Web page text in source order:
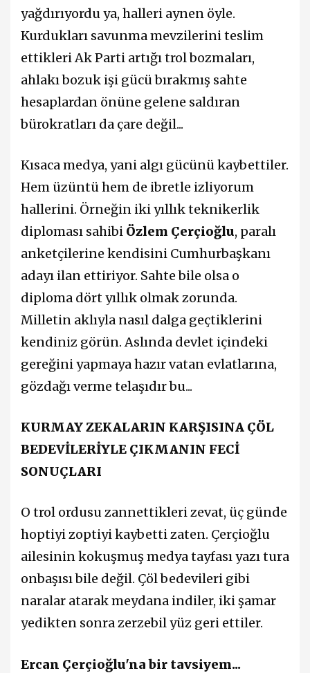
yağdırıyordu ya, halleri aynen öyle.
Kurdukları savunma mevzilerini teslim
ettikleri Ak Parti artığı trol bozmaları,
ahlakı bozuk işi gücü bırakmış sahte
hesaplardan önüne gelene saldıran
bürokratları da çare değil...
Kısaca medya, yani algı gücünü kaybettiler.
Hem üzüntü hem de ibretle izliyorum
hallerini. Örneğin iki yıllık teknikerlik
diploması sahibi Özlem Çerçioğlu, paralı
anketçilerine kendisini Cumhurbaşkanı
adayı ilan ettiriyor. Sahte bile olsa o
diploma dört yıllık olmak zorunda.
Milletin aklıyla nasıl dalga geçtiklerini
kendiniz görün. Aslında devlet içindeki
gereğini yapmaya hazır vatan evlatlarına,
gözdağı verme telaşıdır bu...
KURMAY ZEKALARIN KARŞISINA ÇÖL
BEDEVİLERİYLE ÇIKMANIN FECİ
SONUÇLARI
O trol ordusu zannettikleri zevat, üç günde
hoptiyi zoptiyi kaybetti zaten. Çerçioğlu
ailesinin kokuşmuş medya tayfası yazı tura
onbaşısı bile değil. Çöl bedevileri gibi
naralar atarak meydana indiler, iki şamar
yedikten sonra zerzebil yüz geri ettiler.
Ercan Çerçioğlu'na bir tavsiyem...